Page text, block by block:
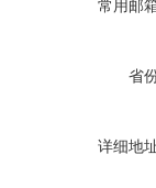
常用邮
省
详细地